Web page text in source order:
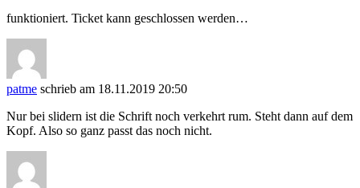
funktioniert. Ticket kann geschlossen werden…
patme schrieb am 18.11.2019 20:50
Nur bei slidern ist die Schrift noch verkehrt rum. Steht dann auf dem
Kopf. Also so ganz passt das noch nicht.